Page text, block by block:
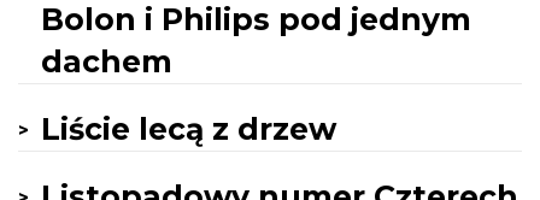
Bolon i Philips pod jednym
dachem
Liście lecą z drzew